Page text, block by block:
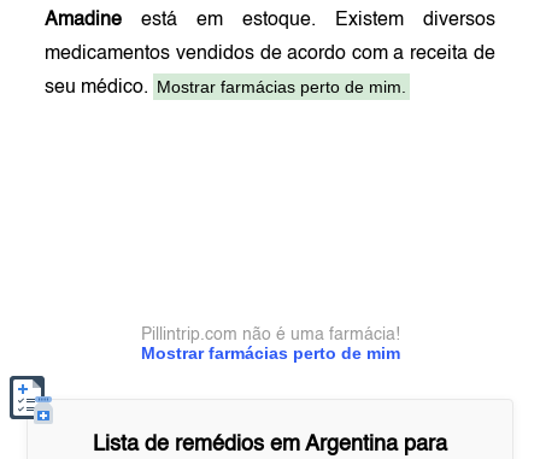
Amadine está em estoque. Existem diversos
medicamentos vendidos de acordo com a receita de
seu médico. Mostrar farmácias perto de mim.
Mostrar farmácias perto de mim
Pillintrip.com não é uma farmácia!
Lista de remédios em Argentinapara